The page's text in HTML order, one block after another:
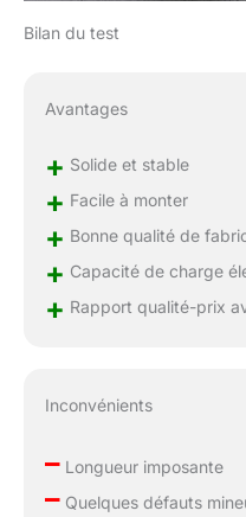
Bilan du test
Avantages
+ Solide et stable
+ Facile à monter
+ Bonne qualité de
+ Capacité de charge
+ Rapport qualité-prix
Inconvénients
–Longueur imposante
–Quelques défauts